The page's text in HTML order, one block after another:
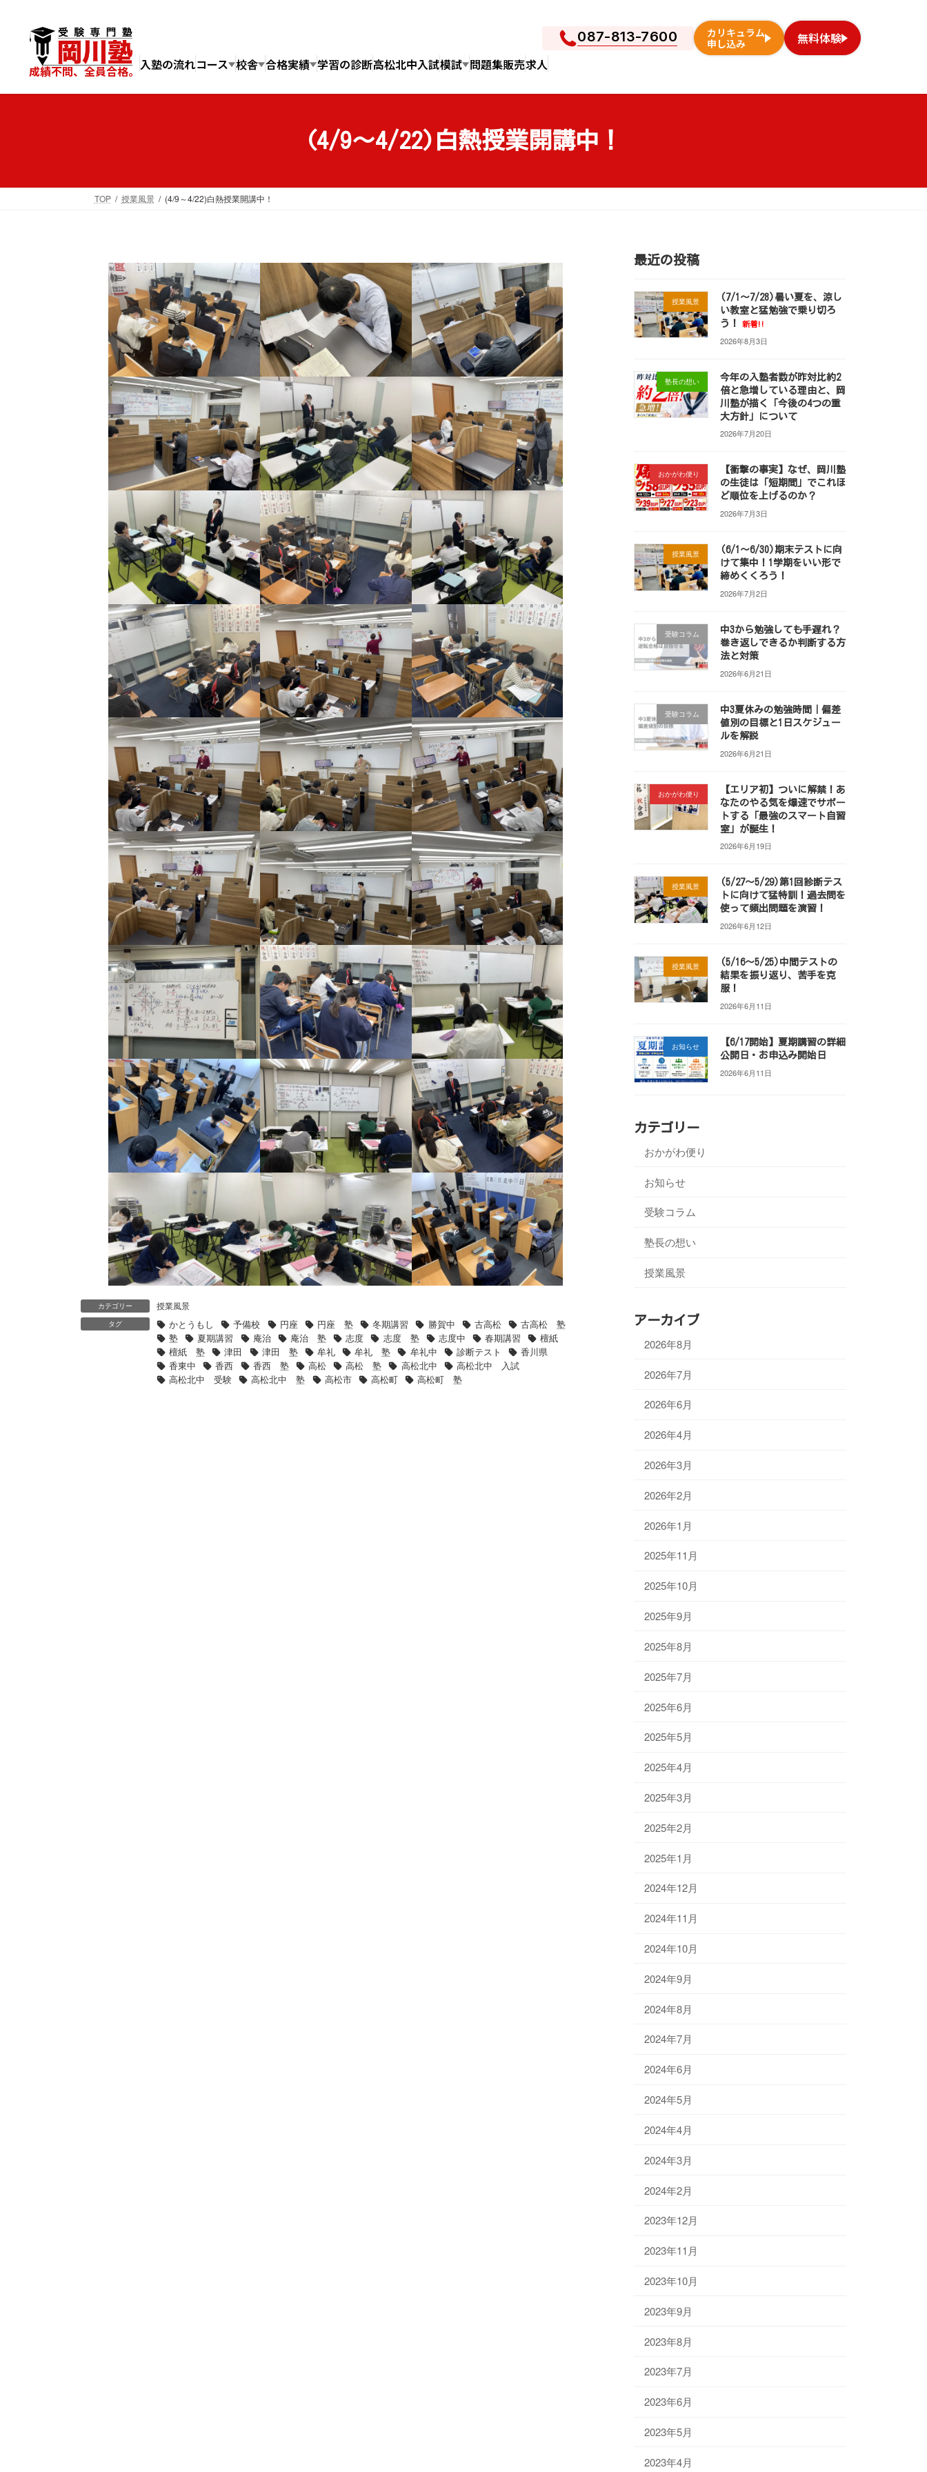
へ
ョ
成績不問、全員合格。
087-813-7600
カリキュラム
申し込み
無料体験
入塾の流れコース 校舎 合格実績 学習の診断高松北中入試模試 問題集販売求人
(4/9～4/22)白熱授業開講中！
TOP 授業風景 (4/9～4/22)白熱授業開講中！
カテゴリー 授業風景
タグ かとうもし 予備校 円座 円座 塾 冬期講習 勝賀中 古高松
古高松 塾
塾
夏期講習 庵治 庵治 塾 志度 志度 塾 志度中 春期講習
檀紙
檀紙 塾
津田 津田 塾 牟礼 牟礼 塾 牟礼中 診断テスト
香川県
香東中
香西 香西 塾 高松 高松 塾 高松北中
高松北中 入試
高松北中 受験
高松北中 塾 高松市 高松町 高松町 塾
最近の投稿
授業風景
(7/1～7/28)暑い夏を、涼し
い教室と猛勉強で乗り切ろ
う！
新着!!
2026年8月3日
塾長の想い
今年の入塾者数が昨対比約2
倍と急増している理由と、岡
川塾が描く「今後の4つの重
大方針」について
2026年7月20日
おかがわ便り
【衝撃の事実】なぜ、岡川塾
の生徒は「短期間」でこれほ
ど順位を上げるのか？
2026年7月3日
授業風景
(6/1～6/30)期末テストに向
けて集中！1学期をいい形で
締めくくろう！
2026年7月2日
受験コラム
中3から勉強しても手遅れ？
巻き返しできるか判断する方
法と対策
2026年6月21日
受験コラム
中3夏休みの勉強時間｜偏差
値別の目標と1日スケジュー
ルを解説
2026年6月21日
おかがわ便り
【エリア初】ついに解禁！あ
なたのやる気を爆速でサポー
トする「最強のスマート自習
室」が誕生！
2026年6月19日
授業風景
(5/27～5/29)第1回診断テス
トに向けて猛特訓！過去問を
使って頻出問題を演習！
2026年6月12日
授業風景
(5/16～5/25)中間テストの
結果を振り返り、苦手を克
服！
2026年6月11日
お知らせ
【6/17開始】夏期講習の詳細
公開日・お申込み開始日
2026年6月11日
カテゴリー
おかがわ便り
お知らせ
受験コラム
塾長の想い
授業風景
アーカイブ
2026年8月
2026年7月
2026年6月
2026年4月
2026年3月
2026年2月
2026年1月
2025年11月
2025年10月
2025年9月
2025年8月
2025年7月
2025年6月
2025年5月
2025年4月
2025年3月
2025年2月
2025年1月
2024年12月
2024年11月
2024年10月
2024年9月
2024年8月
2024年7月
2024年6月
2024年5月
2024年4月
2024年3月
2024年2月
2023年12月
2023年11月
2023年10月
2023年9月
2023年8月
2023年7月
2023年6月
2023年5月
2023年4月